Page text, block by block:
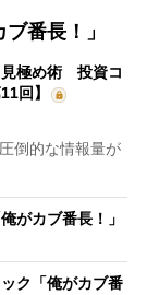
番長！」
見極め術 投資コ
回】
倒的な情報量が
がカブ番長！」
ク「俺がカブ番